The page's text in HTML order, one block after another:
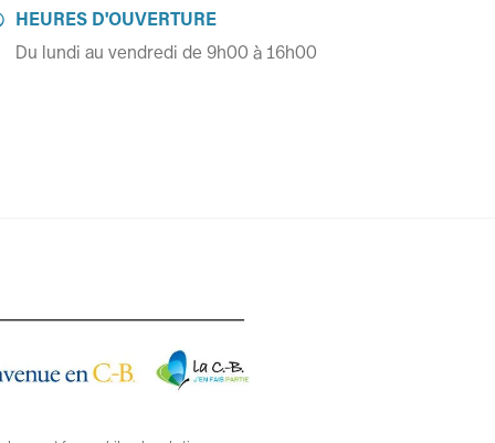
HEURES D'OUVERTURE
Du lundi au vendredi de 9h00 à 16h00